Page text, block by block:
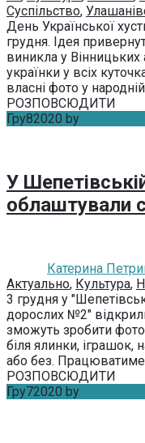
Суспільство,
День Української
грудня. Ідея
виникла у Вінницьких
українки у всіх
власні фото у
РОЗПОВСЮДИТИ
Гру82020 by
У
облаштували
Катерина
Актуально, Культура,
3 грудня у
дорослих №2"
зможуть зробити фото
біля ялинки, іграшок,
або без. Працюватиме
РОЗПОВСЮДИТИ
Гру72020 by